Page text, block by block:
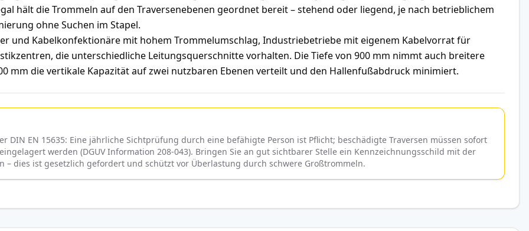
hält die Trommeln auf den Traversenebenen geordnet bereit – stehend oder liegend, je nach betrieblichem
ohne Suchen im Stapel.
und Kabelkonfektionäre mit hohem Trommelumschlag, Industriebetriebe mit eigenem Kabelvorrat für
die unterschiedliche Leitungsquerschnitte vorhalten. Die Tiefe von 900 mm nimmt auch breitere
mm die vertikale Kapazität auf zwei nutzbaren Ebenen verteilt und den Hallenfußabdruck minimiert.
DIN EN 15635: Eine jährliche Sichtprüfung durch eine befähigte Person ist Pflicht; beschädigte Traversen müssen sofort
werden (DGUV Information 208-043). Bringen Sie an gut sichtbarer Stelle ein Kennzeichnungsschild mit der
– dies ist gesetzlich gefordert und schützt vor Überlastung durch schwere Großtrommeln.